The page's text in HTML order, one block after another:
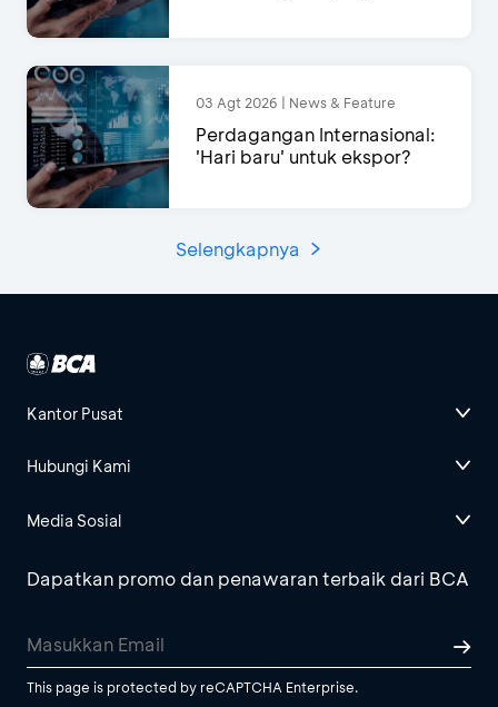
03 Agt 2026 | News & Feature
Perdagangan Internasional:
'Hari baru' untuk ekspor?
Selengkapnya
Kantor Pusat
Hubungi Kami
Media Sosial
Dapatkan promo dan penawaran terbaik dari BCA
This page is protected by reCAPTCHA Enterprise.